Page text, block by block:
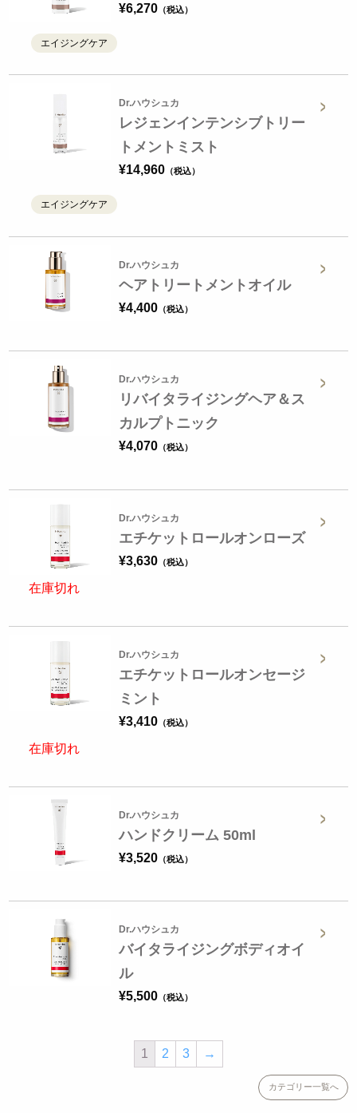
¥6,270
エイジングケア
Dr.ハウシュカ
レジェンインテンシブトリー
トメントミスト
¥14,960
エイジングケア
Dr.ハウシュカ
ヘアトリートメントオイル
¥4,400
Dr.ハウシュカ
リバイタライジングヘア＆ス
カルプトニック
¥4,070
Dr.ハウシュカ
エチケットロールオンローズ
¥3,630
在庫切れ
Dr.ハウシュカ
エチケットロールオンセージ
ミント
¥3,410
在庫切れ
Dr.ハウシュカ
ハンドクリーム 50ml
¥3,520
Dr.ハウシュカ
バイタライジングボディオイ
ル
¥5,500
1 2 3 →
カテゴリー一覧へ